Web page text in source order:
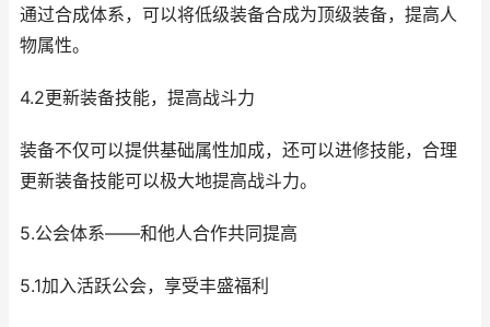
通过合成体系，可以将低级装备合成为顶级装备，提高人
物属性。
4.2更新装备技能，提高战斗力
装备不仅可以提供基础属性加成，还可以进修技能，合理
更新装备技能可以极大地提高战斗力。
5.公会体系——和他人合作共同提高
5.1加入活跃公会，享受丰盛福利